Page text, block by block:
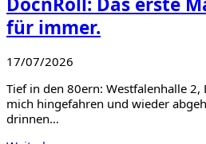
für immer.
17/07/2026
Tief in den 80ern: Westfalenhalle
mich hingefahren und wieder
drinnen…